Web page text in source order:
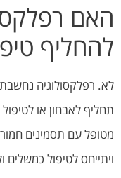
האם
להחליף
לא. רפלקסולוגיה
תחליף לאבחון או
מטופל עם תסמינים
ויתייחס לטיפול כמשלים